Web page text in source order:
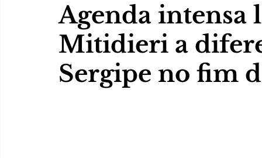
Agenda intensa
Mitidieri a
Sergipe no fim